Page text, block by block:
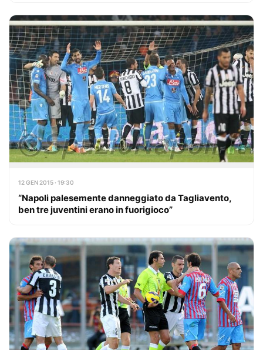
12 GEN 2015 · 19:30
“Napoli palesemente danneggiato da Tagliavento,
ben tre juventini erano in fuorigioco”